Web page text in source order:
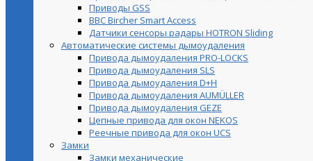
Приводы GSS
BBC Bircher Smart Access
Датчики сенсоры радары HOTRON Sliding
Автоматические системы дымоудаления
Привода дымоудаления PRO-LOCKS
Привода дымоудаления SLS
Привода дымоудаления D+H
Привода дымоудаления AUMÜLLER
Привода дымоудаления GEZE
Цепные привода для окон NEKOS
Реечные привода для окон UСS
Замки
Замки механические